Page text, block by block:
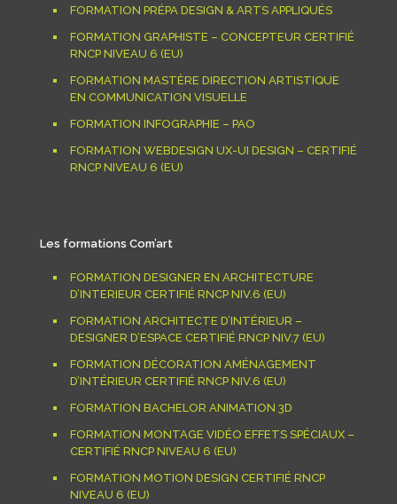
FORMATION PRÉPA DESIGN & ARTS APPLIQUÉS
FORMATION GRAPHISTE – CONCEPTEUR CERTIFIÉ
RNCP NIVEAU 6 (EU)
FORMATION MASTÈRE DIRECTION ARTISTIQUE
EN COMMUNICATION VISUELLE
FORMATION INFOGRAPHIE – PAO
FORMATION WEBDESIGN UX-UI DESIGN – CERTIFIÉ
RNCP NIVEAU 6 (EU)
Les formations Com’art
FORMATION DESIGNER EN ARCHITECTURE
D’INTERIEUR CERTIFIÉ RNCP NIV.6 (EU)
FORMATION ARCHITECTE D’INTÉRIEUR –
DESIGNER D’ESPACE CERTIFIÉ RNCP NIV.7 (EU)
FORMATION DÉCORATION AMÉNAGEMENT
D’INTÉRIEUR CERTIFIÉ RNCP NIV.6 (EU)
FORMATION BACHELOR ANIMATION 3D
FORMATION MONTAGE VIDÉO EFFETS SPÉCIAUX –
CERTIFIÉ RNCP NIVEAU 6 (EU)
FORMATION MOTION DESIGN CERTIFIÉ RNCP
NIVEAU 6 (EU)